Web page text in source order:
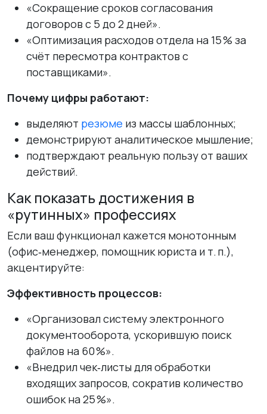
«Сокращение сроков согласования
договоров с 5 до 2 дней».
«Оптимизация расходов отдела на 15 % за
счёт пересмотра контрактов с
поставщиками».
Почему цифры работают:
выделяют резюме из массы шаблонных;
демонстрируют аналитическое мышление;
подтверждают реальную пользу от ваших
действий.
Как показать достижения в
«рутинных» профессиях
Если ваш функционал кажется монотонным
(офис‑менеджер, помощник юриста и т. п.),
акцентируйте:
Эффективность процессов:
«Организовал систему электронного
документооборота, ускорившую поиск
файлов на 60 %».
«Внедрил чек‑листы для обработки
входящих запросов, сократив количество
ошибок на 25 %».